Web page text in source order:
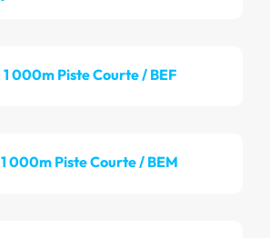
1 000m Piste Courte / BEF
1 000m Piste Courte / BEM